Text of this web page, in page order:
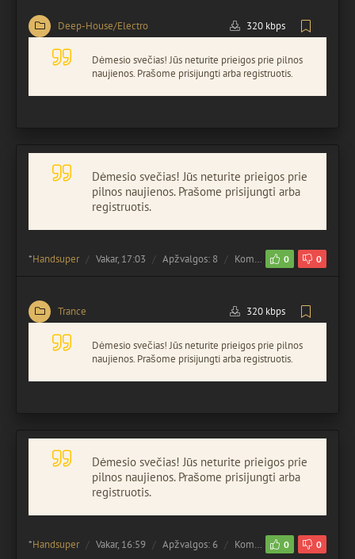
Deep-House/Electro 320 kbps
Dėmesio svečias! Jūs neturite prieigos prie pilnos
naujienos. Prašome prisijungti arba registruotis.
Dėmesio svečias! Jūs neturite prieigos prie
pilnos naujienos. Prašome prisijungti arba
registruotis.
*Handsuper Vakar, 17:03 Apžvalgos: 8 Komentuota: 0 0
Trance 320 kbps
Dėmesio svečias! Jūs neturite prieigos prie pilnos
naujienos. Prašome prisijungti arba registruotis.
Dėmesio svečias! Jūs neturite prieigos prie
pilnos naujienos. Prašome prisijungti arba
registruotis.
*Handsuper Vakar, 16:59 Apžvalgos: 6 Komentuota: 0 0